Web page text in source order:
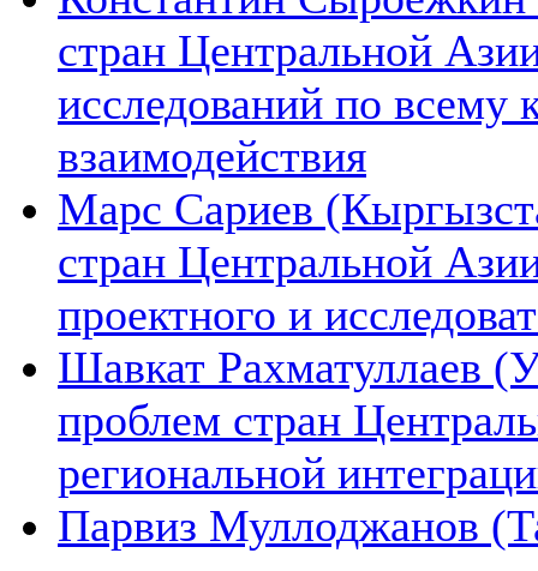
стран Центральной
исследований по всему
взаимодействия
Марс Сариев
стран Центральной
проектного и
Шавкат Рахматуллаев
проблем стран
региональной
Парвиз Муллоджанов